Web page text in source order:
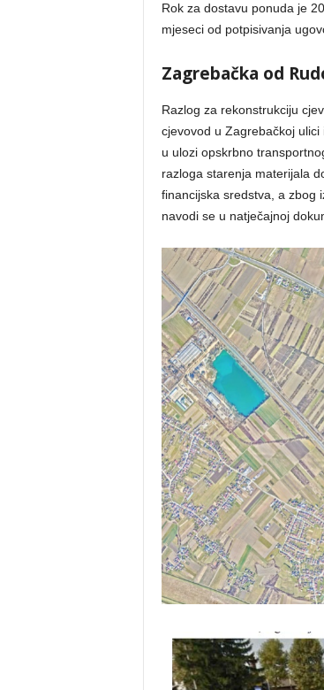
Rok za dostavu ponuda je
mjeseci od potpisivanja
Zagrebačka od
Razlog za rekonstrukciju
cjevovod u Zagrebačkoj
u ulozi opskrbno
razloga starenja materijala
financijska sredstva, a zbog
navodi se u natječajnoj